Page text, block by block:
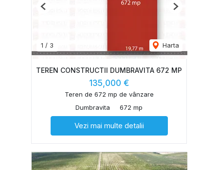
1 / 3 Harta
Previous Next
TEREN CONSTRUCTII DUMBRAVITA 672 MP
135,000 €
Teren de 672 mp de vânzare
Dumbravita
672 mp
Vezi mai multe detalii